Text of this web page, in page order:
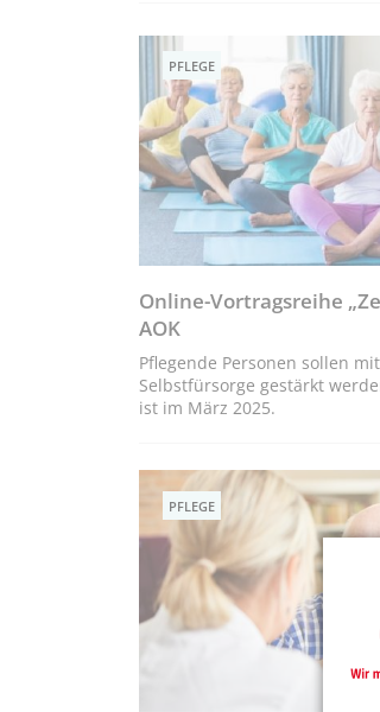
PFLEGE
Online-Vortragsreihe
AOK
Pflegende Personen sollen
Selbstfürsorge gestärkt
ist im März 2025.
PFLEGE